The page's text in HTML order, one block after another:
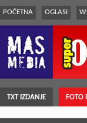
POČETNA OGLASI
TXT IZDANJE FOTO